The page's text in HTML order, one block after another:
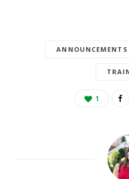
ANNOUNCEMENTS
1